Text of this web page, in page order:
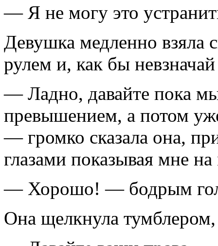
— Я не могу это
Девушка медленно
рулем и, как бы
— Ладно, давайте пока
превышением, а потом
— громко сказала она,
глазами показывая мне
— Хорошо! — бодрым
Она щелкнула